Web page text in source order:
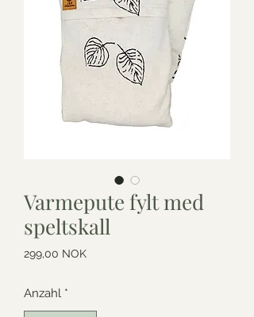
Varmepute fylt med
speltskall
299,00 NOKPreis
Anzahl *